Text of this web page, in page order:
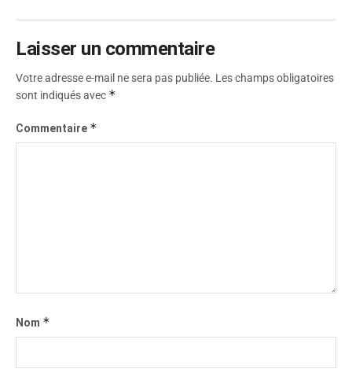
Laisser un commentaire
Votre adresse e-mail ne sera pas publiée. Les champs obligatoires
sont indiqués avec *
Commentaire *
Nom *